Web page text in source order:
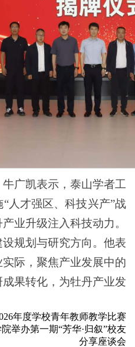
广凯表示，泰山学者工
人才强区、科技兴产”战
业升级注入科技动力。
规划与研究方向。他表
际，聚焦产业发展中的
果转化，为牡丹产业发
年度学校青年教师教学比赛
举办第一期“芳华·归叙”校友
分享座谈会